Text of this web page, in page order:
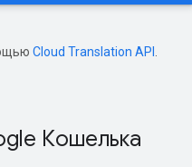
Cloud Translation API
Кошелька